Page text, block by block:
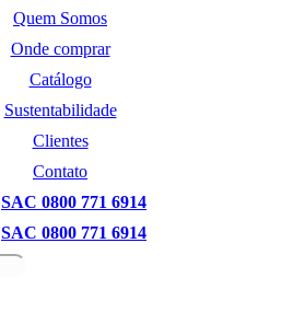
Quem Somos
Onde comprar
Catálogo
Sustentabilidade
Clientes
Contato
SAC 0800 771 6914
SAC 0800 771 6914